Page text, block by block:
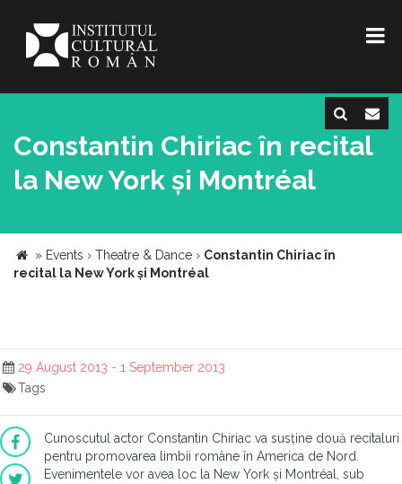
Constantin Chiriac în recital
la New York și Montréal
» Events › Theatre & Dance › Constantin Chiriac în
recital la New York și Montréal
29 August 2013 - 1 September 2013
Tags
Cunoscutul actor Constantin Chiriac va susține două recitaluri
pentru promovarea limbii române în America de Nord.
Evenimentele vor avea loc la New York și Montréal, sub